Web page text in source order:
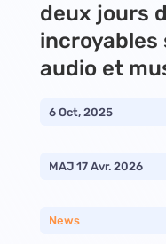
deux jours
incroyables
audio et
6 Oct, 2025
MAJ 17 Avr. 2026
News